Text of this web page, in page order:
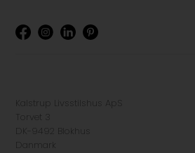
Kalstrup Livsstilshus ApS
Torvet 3
DK-9492 Blokhus
Danmark